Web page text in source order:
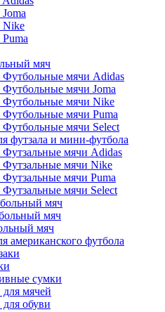
Joma
Nike
Puma
мяч
Футбольные мячи Adidas
Футбольные мячи Joma
Футбольные мячи Nike
Футбольные мячи Puma
Футбольные мячи Select
футзала и мини-футбола
Футзальные мячи Adidas
Футзальные мячи Nike
Футзальные мячи Puma
Футзальные мячи Select
мяч
мяч
мяч
американского футбола
сумки
мячей
обуви